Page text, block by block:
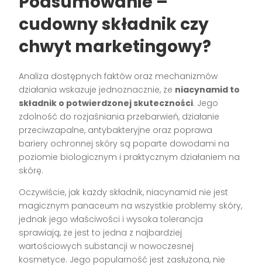
cudowny składnik czy
chwyt marketingowy?
Analiza dostępnych faktów oraz mechanizmów
działania wskazuje jednoznacznie, że niacynamid to
składnik o potwierdzonej skuteczności. Jego
zdolność do rozjaśniania przebarwień, działanie
przeciwzapalne, antybakteryjne oraz poprawa
bariery ochronnej skóry są poparte dowodami na
poziomie biologicznym i praktycznym działaniem na
skórę.
Oczywiście, jak każdy składnik, niacynamid nie jest
magicznym panaceum na wszystkie problemy skóry,
jednak jego właściwości i wysoka tolerancja
sprawiają, że jest to jedna z najbardziej
wartościowych substancji w nowoczesnej
kosmetyce. Jego popularność jest zasłużona, nie